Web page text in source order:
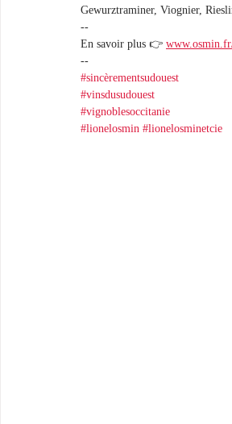
#NosDomaines
Gewurztraminer, Viognier,
--
En savoir plus 👉
--
#sincèrementsudouest
#vinsdusudouest
#vignoblesoccitanie
#lionelosmin #lionelosminetcie